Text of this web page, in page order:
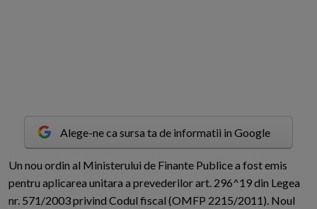
Alege-ne ca sursa ta de informatii in Google
Un nou ordin al Ministerului de Finante Publice a fost emis
pentru aplicarea unitara a prevederilor art. 296^19 din Legea
nr. 571/2003 privind Codul fiscal (OMFP 2215/2011). Noul